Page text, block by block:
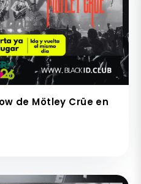
de Mötley Crüe en